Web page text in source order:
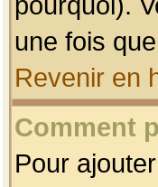
une fois
Revenir en
Comment
Pour